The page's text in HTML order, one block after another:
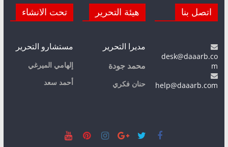
اتصل بنا
desk@daaarb.co
m
help@daaarb.com
هيئة التحرير
مديرا التحرير
محمد جودة
حنان فكري
تحت الانشاء
مستشارو التحرير
إلهامي الميرغي
أحمد سعد